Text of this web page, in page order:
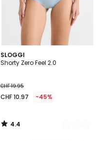
SLOGGI
Shorty Zero Feel 2.0
CHF 19.95
CHF 10.97 -45%
4.4
/ 5
3
Colori
4.4
/